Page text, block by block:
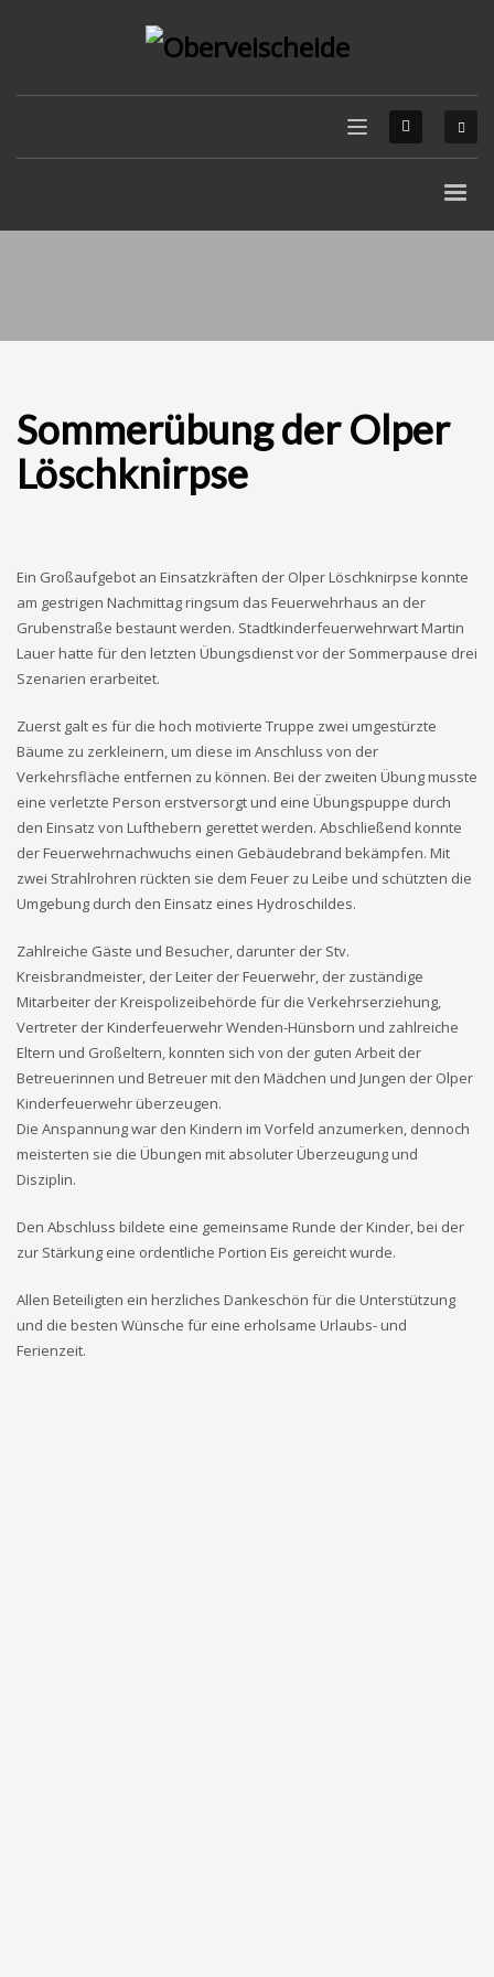
Sommerübung der Olper
Löschknirpse
Ein Großaufgebot an Einsatzkräften der Olper Löschknirpse konnte
am gestrigen Nachmittag ringsum das Feuerwehrhaus an der
Grubenstraße bestaunt werden. Stadtkinderfeuerwehrwart Martin
Lauer hatte für den letzten Übungsdienst vor der Sommerpause drei
Szenarien erarbeitet.
Zuerst galt es für die hoch motivierte Truppe zwei umgestürzte
Bäume zu zerkleinern, um diese im Anschluss von der
Verkehrsfläche entfernen zu können. Bei der zweiten Übung musste
eine verletzte Person erstversorgt und eine Übungspuppe durch
den Einsatz von Lufthebern gerettet werden. Abschließend konnte
der Feuerwehrnachwuchs einen Gebäudebrand bekämpfen. Mit
zwei Strahlrohren rückten sie dem Feuer zu Leibe und schützten die
Umgebung durch den Einsatz eines Hydroschildes.
Zahlreiche Gäste und Besucher, darunter der Stv.
Kreisbrandmeister, der Leiter der Feuerwehr, der zuständige
Mitarbeiter der Kreispolizeibehörde für die Verkehrserziehung,
Vertreter der Kinderfeuerwehr Wenden-Hünsborn und zahlreiche
Eltern und Großeltern, konnten sich von der guten Arbeit der
Betreuerinnen und Betreuer mit den Mädchen und Jungen der Olper
Kinderfeuerwehr überzeugen.
Die Anspannung war den Kindern im Vorfeld anzumerken, dennoch
meisterten sie die Übungen mit absoluter Überzeugung und
Disziplin.
Den Abschluss bildete eine gemeinsame Runde der Kinder, bei der
zur Stärkung eine ordentliche Portion Eis gereicht wurde.
Allen Beteiligten ein herzliches Dankeschön für die Unterstützung
und die besten Wünsche für eine erholsame Urlaubs- und
Ferienzeit.